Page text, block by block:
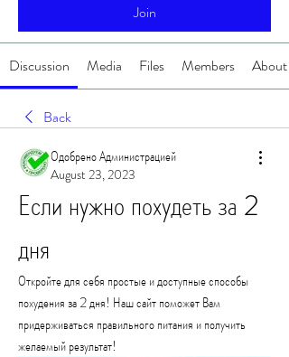
Join
Discussion Media Files Members About
Back
Одобрено Администрацией
August 23, 2023
Если нужно похудеть за 2
дня
Откройте для себя простые и доступные способы
похудения за 2 дня! Наш сайт поможет Вам
придерживаться правильного питания и получить
желаемый результат!